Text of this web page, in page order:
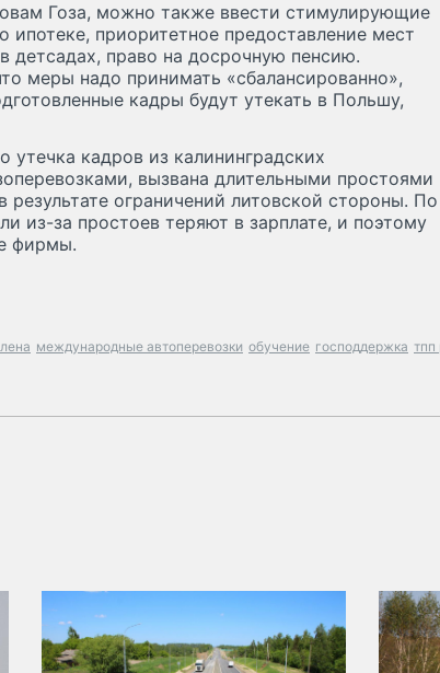
Гоза, можно также ввести стимулирующие
ипотеке, приоритетное предоставление мест
детсадах, право на досрочную пенсию.
меры надо принимать «сбалансированно»,
кадры будут утекать в Польшу,
кадров из калининградских
вызвана длительными простоями
результате ограничений литовской стороны. По
из-за простоев теряют в зарплате, и поэтому
фирмы.
международные автоперевозки обучение господдержка тпп